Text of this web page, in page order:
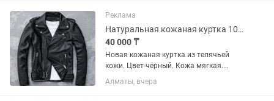
отделов с замком, плюс внутренний
отдел...
Реклама
Натуральная кожаная куртка 100%.
40 000 ₸
Новая кожаная куртка из телячьей
кожи. Цвет-чёрный. Кожа мягкая.
Выглядит очень стильно. Размер 50-
52.Осень-весна. Высококачественные
Алматы, вчера